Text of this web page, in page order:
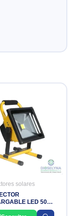
solares
LED 50W
IP65 120